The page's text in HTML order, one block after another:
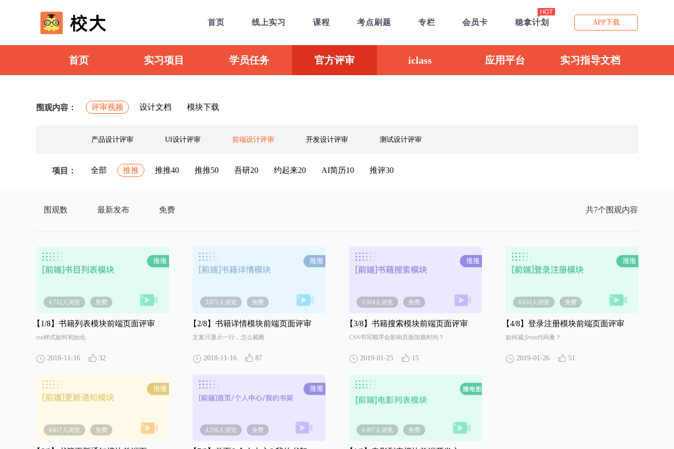
首页 线上实习 课程 考点刷题 专栏 会员卡 稳拿计划 APP下载
首页 实习项目 学员任务 官方评审 iclass 应用平台 实习指导文档
围观内容： 评审视频 设计文档 模块下载
产品设计评审 UI设计评审 前端设计评审 开发设计评审 测试设计评审
项目： 全部 推推 推推40 推推50 吾研20 约起来20 AI简历10 推评30
围观数 最新发布 免费 共7个围观内容
4,712人浏览 免费
【1/8】 书籍列表模块前端页面评审
css样式如何初始化
2018-11-16 32
3,871人浏览 免费
【2/8】 书籍详情模块前端页面评审
文案只显示一行，怎么截断
2018-11-16 87
3,914人浏览 免费
【3/8】 书籍搜索模块前端页面评审
CSS书写顺序会影响页面加载时间？
2019-01-25 15
4,633人浏览 免费
【4/8】 登录注册模块前端页面评审
如何减少css代码量？
2019-01-26 51
4,617人浏览 免费 4,296人浏览 免费 4,497人浏览 免费